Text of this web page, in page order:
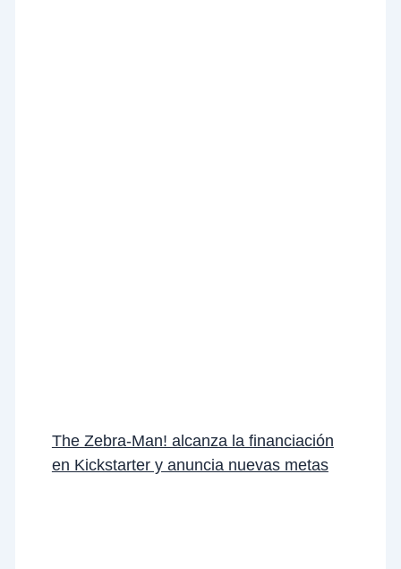
The Zebra-Man! alcanza la financiación
en Kickstarter y anuncia nuevas metas